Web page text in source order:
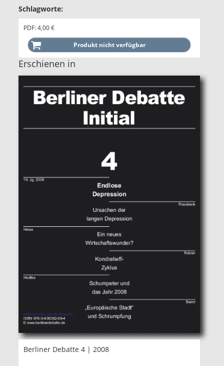
Schlagworte:
PDF: 4,00 €
Erschienen in
Berliner Debatte 4 | 2008